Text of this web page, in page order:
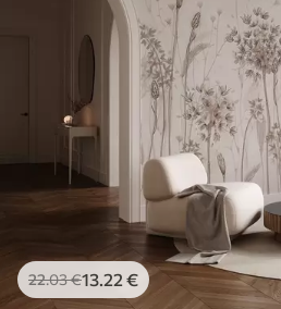
22.03€13 .22 €